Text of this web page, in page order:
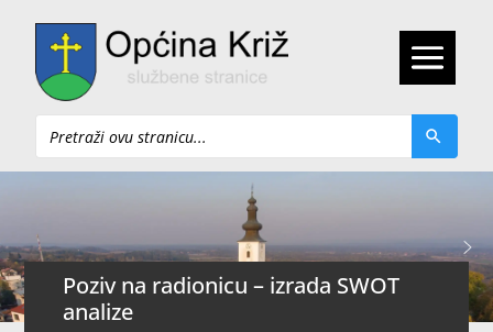
Pretraži
Poziv na radionicu – izrada SWOT
analize